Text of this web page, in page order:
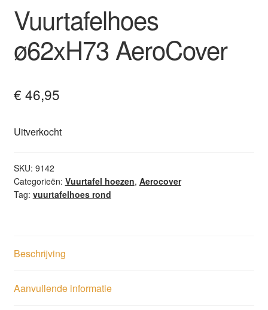
Vuurtafelhoes
ø62xH73 AeroCover
€ 46,95
Uitverkocht
SKU: 9142
Categorieën: Vuurtafel hoezen, Aerocover
Tag: vuurtafelhoes rond
Beschrijving
Aanvullende informatie